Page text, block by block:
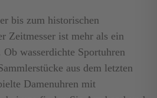
bis zum historischen
Zeitmesser ist mehr als ein
Ob wasserdichte Sportuhren
aus dem letzten
Damenuhren mit